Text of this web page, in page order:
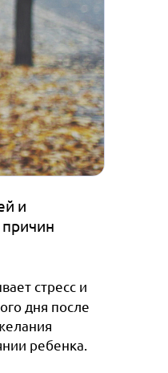
и
стресс и
дня после
ребенка.